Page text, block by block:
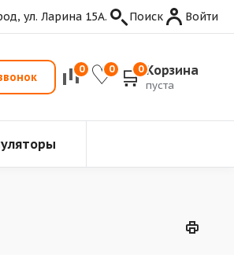
ул. Ларина 15А. Поиск Войти
0 0 0 Корзина
пуста